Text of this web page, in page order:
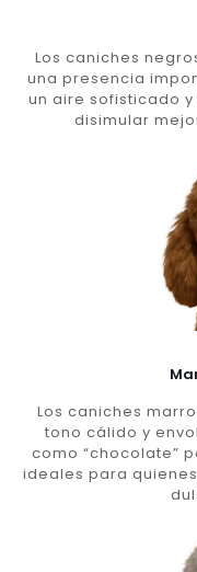
Los caniches
una presencia
un aire sofisticado
disimular
Los caniches
tono cálido y
como “chocolate”
ideales para